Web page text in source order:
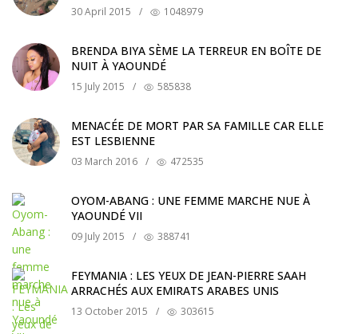
30 April 2015 / 1048979
BRENDA BIYA SÈME LA TERREUR EN BOÎTE DE
NUIT À YAOUNDÉ
15 July 2015 / 585838
MENACÉE DE MORT PAR SA FAMILLE CAR ELLE
EST LESBIENNE
03 March 2016 / 472535
OYOM-ABANG : UNE FEMME MARCHE NUE À
YAOUNDÉ VII
09 July 2015 / 388741
FEYMANIA : LES YEUX DE JEAN-PIERRE SAAH
ARRACHÉS AUX EMIRATS ARABES UNIS
13 October 2015 / 303615